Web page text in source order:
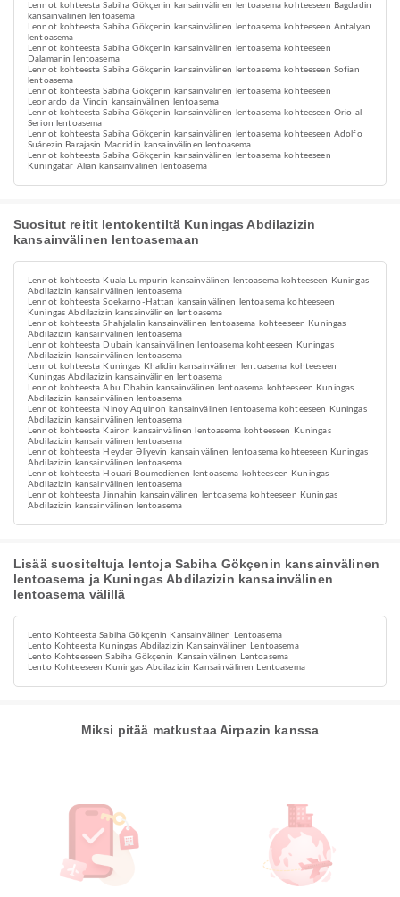
Lennot kohteesta Sabiha Gökçenin kansainvälinen lentoasema kohteeseen Bagdadin
kansainvälinen lentoasema
Lennot kohteesta Sabiha Gökçenin kansainvälinen lentoasema kohteeseen Antalyan
lentoasema
Lennot kohteesta Sabiha Gökçenin kansainvälinen lentoasema kohteeseen
Dalamanin lentoasema
Lennot kohteesta Sabiha Gökçenin kansainvälinen lentoasema kohteeseen Sofian
lentoasema
Lennot kohteesta Sabiha Gökçenin kansainvälinen lentoasema kohteeseen
Leonardo da Vincin kansainvälinen lentoasema
Lennot kohteesta Sabiha Gökçenin kansainvälinen lentoasema kohteeseen Orio al
Serion lentoasema
Lennot kohteesta Sabiha Gökçenin kansainvälinen lentoasema kohteeseen Adolfo
Suárezin Barajasin Madridin kansainvälinen lentoasema
Lennot kohteesta Sabiha Gökçenin kansainvälinen lentoasema kohteeseen
Kuningatar Alian kansainvälinen lentoasema
Suositut reitit lentokentiltä Kuningas Abdilazizin
kansainvälinen lentoasemaan
Lennot kohteesta Kuala Lumpurin kansainvälinen lentoasema kohteeseen Kuningas
Abdilazizin kansainvälinen lentoasema
Lennot kohteesta Soekarno-Hattan kansainvälinen lentoasema kohteeseen
Kuningas Abdilazizin kansainvälinen lentoasema
Lennot kohteesta Shahjalalin kansainvälinen lentoasema kohteeseen Kuningas
Abdilazizin kansainvälinen lentoasema
Lennot kohteesta Dubain kansainvälinen lentoasema kohteeseen Kuningas
Abdilazizin kansainvälinen lentoasema
Lennot kohteesta Kuningas Khalidin kansainvälinen lentoasema kohteeseen
Kuningas Abdilazizin kansainvälinen lentoasema
Lennot kohteesta Abu Dhabin kansainvälinen lentoasema kohteeseen Kuningas
Abdilazizin kansainvälinen lentoasema
Lennot kohteesta Ninoy Aquinon kansainvälinen lentoasema kohteeseen Kuningas
Abdilazizin kansainvälinen lentoasema
Lennot kohteesta Kairon kansainvälinen lentoasema kohteeseen Kuningas
Abdilazizin kansainvälinen lentoasema
Lennot kohteesta Heydər Əliyevin kansainvälinen lentoasema kohteeseen Kuningas
Abdilazizin kansainvälinen lentoasema
Lennot kohteesta Houari Boumedienen lentoasema kohteeseen Kuningas
Abdilazizin kansainvälinen lentoasema
Lennot kohteesta Jinnahin kansainvälinen lentoasema kohteeseen Kuningas
Abdilazizin kansainvälinen lentoasema
Lisää suositeltuja lentoja Sabiha Gökçenin kansainvälinen
lentoasema ja Kuningas Abdilazizin kansainvälinen
lentoasema välillä
Lento Kohteesta Sabiha Gökçenin Kansainvälinen Lentoasema
Lento Kohteesta Kuningas Abdilazizin Kansainvälinen Lentoasema
Lento Kohteeseen Sabiha Gökçenin Kansainvälinen Lentoasema
Lento Kohteeseen Kuningas Abdilazizin Kansainvälinen Lentoasema
Miksi pitää matkustaa Airpazin kanssa